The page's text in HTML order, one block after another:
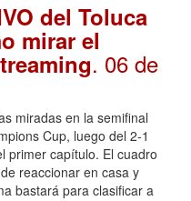
del Toluca
mirar el
. 06 de
miradas en la semifinal
Cup, luego del 2-1
primer capítulo. El cuadro
reaccionar en casa y
bastará para clasificar a